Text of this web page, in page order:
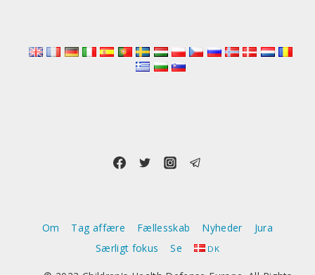
AT
OVERVÅGE
Om Tag affære Fællesskab Nyheder
Jura
Særligt fokus
Se DK